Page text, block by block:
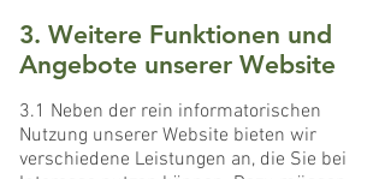
3. Weitere Funktionen und
Angebote unserer Website
3.1 Neben der rein informatorischen
Nutzung unserer Website bieten wir
verschiedene Leistungen an, die Sie bei